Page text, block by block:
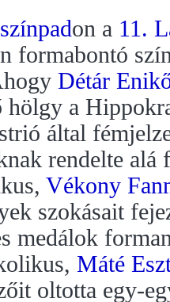
on a 11.
formabontó
Détár
hölgy a
által
rendelte
Vékony
szokásait
medálok
Máté
oltotta egy-